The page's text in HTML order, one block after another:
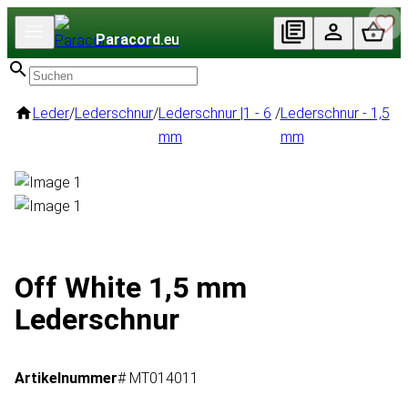
Paracord.eu
Leder/Lederschnur/Lederschnur |1 - 6
mm
/Lederschnur - 1,5
mm
Off White 1,5 mm
Lederschnur
Artikelnummer# MT014011